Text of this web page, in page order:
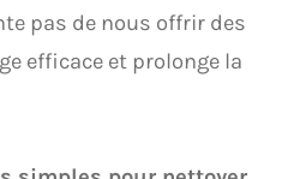
pas de nous offrir des
efficace et prolonge la